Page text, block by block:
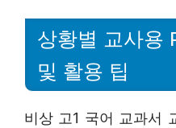
상황별 교사용
및 활용 팁
비상 고1 국어 교과서